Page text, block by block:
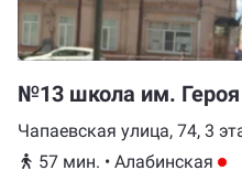
№13 школа им.
Чапаевская улица, 74, 3
57 мин. • Алабинская